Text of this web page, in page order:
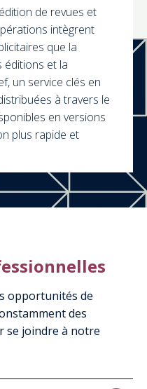
de revues et
intègrent
que la
éditions et la
un service clés en
à travers le
en versions
plus rapide et
opportunités de
des
se joindre à notre